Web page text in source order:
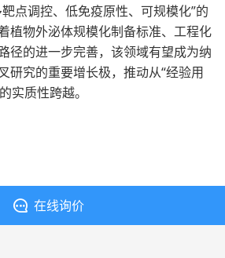
靶点调控、低免疫原性、可规模化”的
植物外泌体规模化制备标准、工程化
径的进一步完善，该领域有望成为纳
研究的重要增长极，推动从“经验用
实质性跨越。
丁香通提供入驻支持
在线询价